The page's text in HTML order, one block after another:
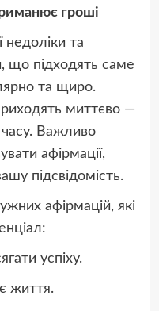
гроші
недоліки та
що підходять саме
та щиро.
миттєво —
Важливо
афірмації,
підсвідомість.
афірмацій, які
успіху.
життя.